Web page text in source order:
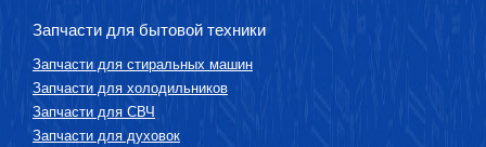
Запчасти для бытовой техники
Запчасти для стиральных машин
Запчасти для холодильников
Запчасти для СВЧ
Запчасти для духовок